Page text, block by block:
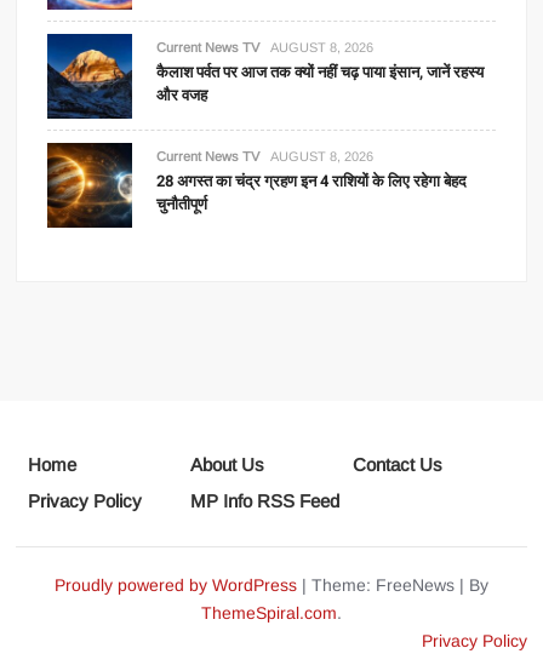
Current News TV AUGUST 8, 2026
कैलाश पर्वत पर आज तक क्यों नहीं चढ़ पाया इंसान, जानें रहस्य
और वजह
Current News TV AUGUST 8, 2026
28 अगस्त का चंद्र ग्रहण इन 4 राशियों के लिए रहेगा बेहद
चुनौतीपूर्ण
Home About Us
Contact Us
Privacy Policy
MP Info RSS Feed
Proudly powered by WordPress | Theme: FreeNews | By
ThemeSpiral.com.
Privacy Policy